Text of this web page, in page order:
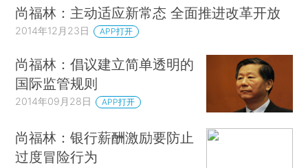
尚福林：主动适应新常态 全面推进改革开放
2014年12月23日 APP打开
尚福林：倡议建立简单透明的
国际监管规则
2014年09月28日 APP打开
尚福林：银行薪酬激励要防止
过度冒险行为